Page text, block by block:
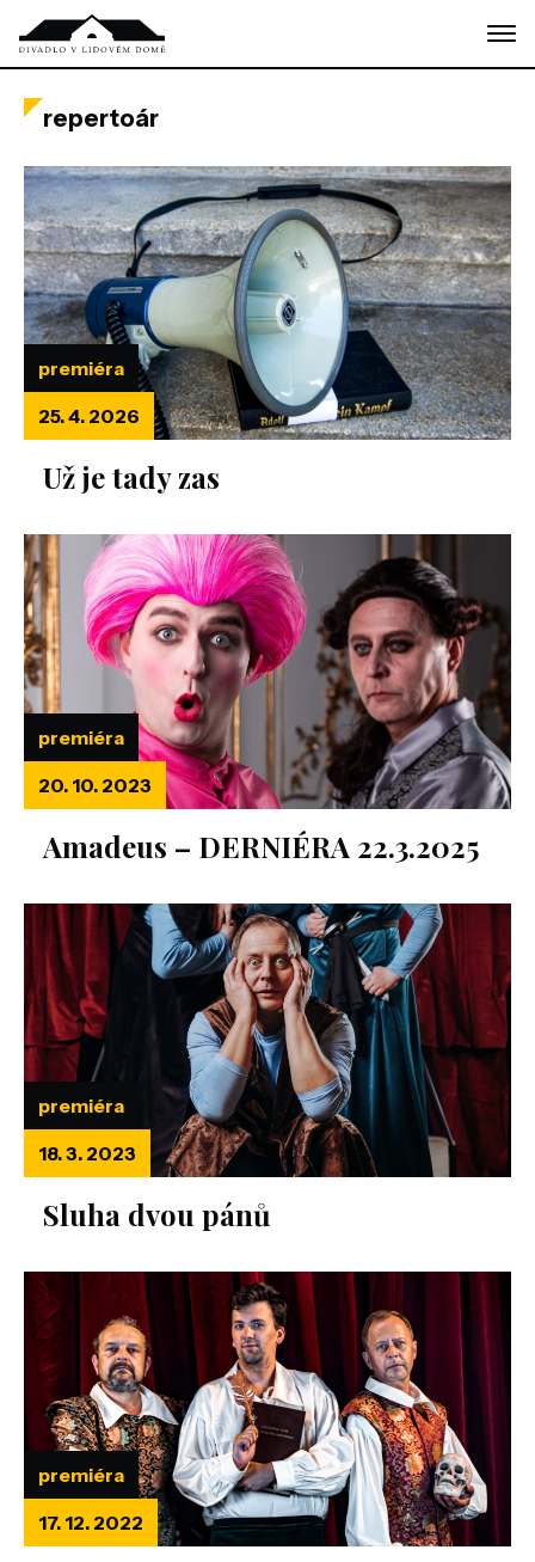
the
content
repertoár
premiéra
25. 4. 2026
Už je tady zas
premiéra
20. 10. 2023
Amadeus – DERNIÉRA 22.3.2025
premiéra
18. 3. 2023
Sluha dvou pánů
premiéra
17. 12. 2022